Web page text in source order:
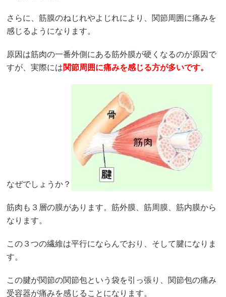
さらに、筋膜のねじれやよじれにより、関節周囲に痛みを
感じるようになります。
原因は筋肉の一番外側にある筋外膜が硬くなるのが原因で
すが、実際には関節周囲に痛みを感じる方が多いです。
なぜでしょうか？
筋肉も３層の膜があります。筋外膜、筋周膜、筋内膜から
なります。
この３つの繊維は平行にならんでおり、そして腱になりま
す。
この腱が関節の関節包という袋を引っ張り、関節包の痛み
受容器が痛みを感じることになります。